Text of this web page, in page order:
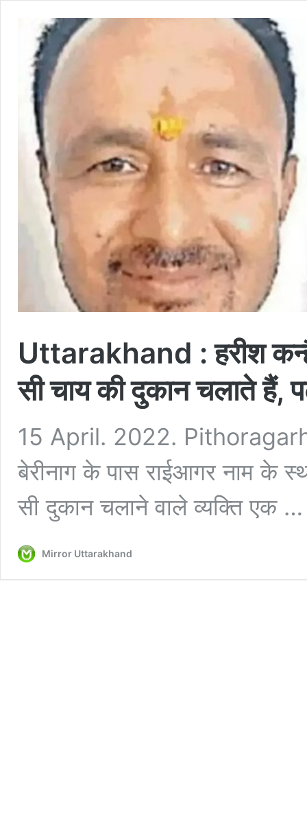
Uttarakhand : हरीश
सी चाय की दुकान चलाते हैं,
15 April. 2022. Pithoragarh.
बेरीनाग के पास राईआगर नाम के
सी दुकान चलाने वाले व्यक्ति एक
Mirror Uttarakhand